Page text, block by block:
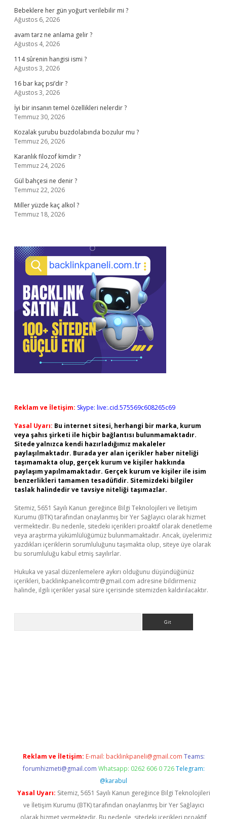
Bebeklere her gün yoğurt verilebilir mi ?
Ağustos 6, 2026
avam tarz ne anlama gelir ?
Ağustos 4, 2026
114 sûrenin hangisi ismi ?
Ağustos 3, 2026
16 bar kaç psi’dir ?
Ağustos 3, 2026
İyi bir insanın temel özellikleri nelerdir ?
Temmuz 30, 2026
Kozalak şurubu buzdolabında bozulur mu ?
Temmuz 26, 2026
Karanlık filozof kimdir ?
Temmuz 24, 2026
Gül bahçesi ne denir ?
Temmuz 22, 2026
Miller yüzde kaç alkol ?
Temmuz 18, 2026
Reklam ve İletişim: Skype: live:.cid.575569c608265c69
Yasal Uyarı: Bu internet sitesi, herhangi bir marka, kurum
veya şahıs şirketi ile hiçbir bağlantısı bulunmamaktadır.
Sitede yalnızca kendi hazırladığımız makaleler
paylaşılmaktadır. Burada yer alan içerikler haber niteliği
taşımamakta olup, gerçek kurum ve kişiler hakkında
paylaşım yapılmamaktadır. Gerçek kurum ve kişiler ile isim
benzerlikleri tamamen tesadüfidir. Sitemizdeki bilgiler
taslak halindedir ve tavsiye niteliği taşımazlar.
Sitemiz, 5651 Sayılı Kanun gereğince Bilgi Teknolojileri ve İletişim
Kurumu (BTK) tarafından onaylanmış bir Yer Sağlayıcı olarak hizmet
vermektedir. Bu nedenle, sitedeki içerikleri proaktif olarak denetleme
veya araştırma yükümlülüğümüz bulunmamaktadır. Ancak, üyelerimiz
yazdıkları içeriklerin sorumluluğunu taşımakta olup, siteye üye olarak
bu sorumluluğu kabul etmiş sayılırlar.
Hukuka ve yasal düzenlemelere aykırı olduğunu düşündüğünüz
içerikleri, backlinkpanelicomtr@gmail.com adresine bildirmeniz
halinde, ilgili içerikler yasal süre içerisinde sitemizden kaldırılacaktır.
Reklam ve İletişim: E-mail: backlinkpaneli@gmail.com Teams:
forumhizmeti@gmail.com Whatsapp: 0262 606 0 726 Telegram:
@karabul
Yasal Uyarı: Sitemiz, 5651 Sayılı Kanun gereğince Bilgi Teknolojileri
ve İletişim Kurumu (BTK) tarafından onaylanmış bir Yer Sağlayıcı
olarak hizmet vermektedir. Bu nedenle, sitedeki içerikleri proaktif